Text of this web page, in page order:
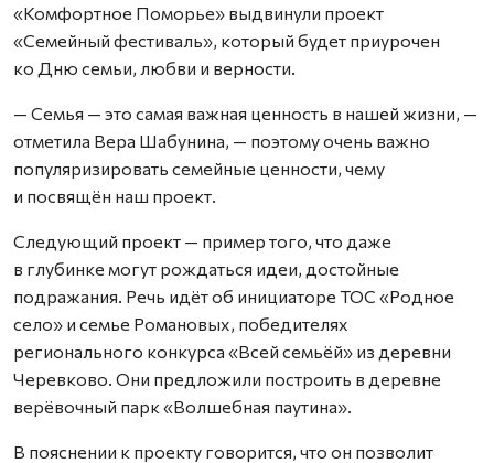
«Комфортное Поморье» выдвинули проект
«Семейный фестиваль», который будет приурочен
ко Дню семьи, любви и верности.
— Семья — это самая важная ценность в нашей жизни, —
отметила Вера Шабунина, — поэтому очень важно
популяризировать семейные ценности, чему
и посвящён наш проект.
Следующий проект — пример того, что даже
в глубинке могут рождаться идеи, достойные
подражания. Речь идёт об инициаторе ТОС «Родное
село» и семье Романовых, победителях
регионального конкурса «Всей семьёй» из деревни
Черевково. Они предложили построить в деревне
верёвочный парк «Волшебная паутина».
В пояснении к проекту говорится, что он позволит